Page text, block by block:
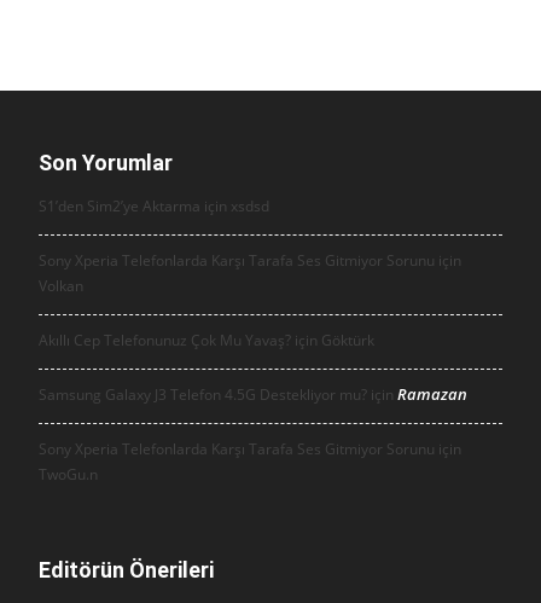
Son Yorumlar
S1’den Sim2’ye Aktarma için xsdsd
Sony Xperia Telefonlarda Karşı Tarafa Ses Gitmiyor Sorunu için
Volkan
Akıllı Cep Telefonunuz Çok Mu Yavaş? için Göktürk
Samsung Galaxy J3 Telefon 4.5G Destekliyor mu? için Ramazan
Sony Xperia Telefonlarda Karşı Tarafa Ses Gitmiyor Sorunu için
TwoGu.n
Editörün Önerileri